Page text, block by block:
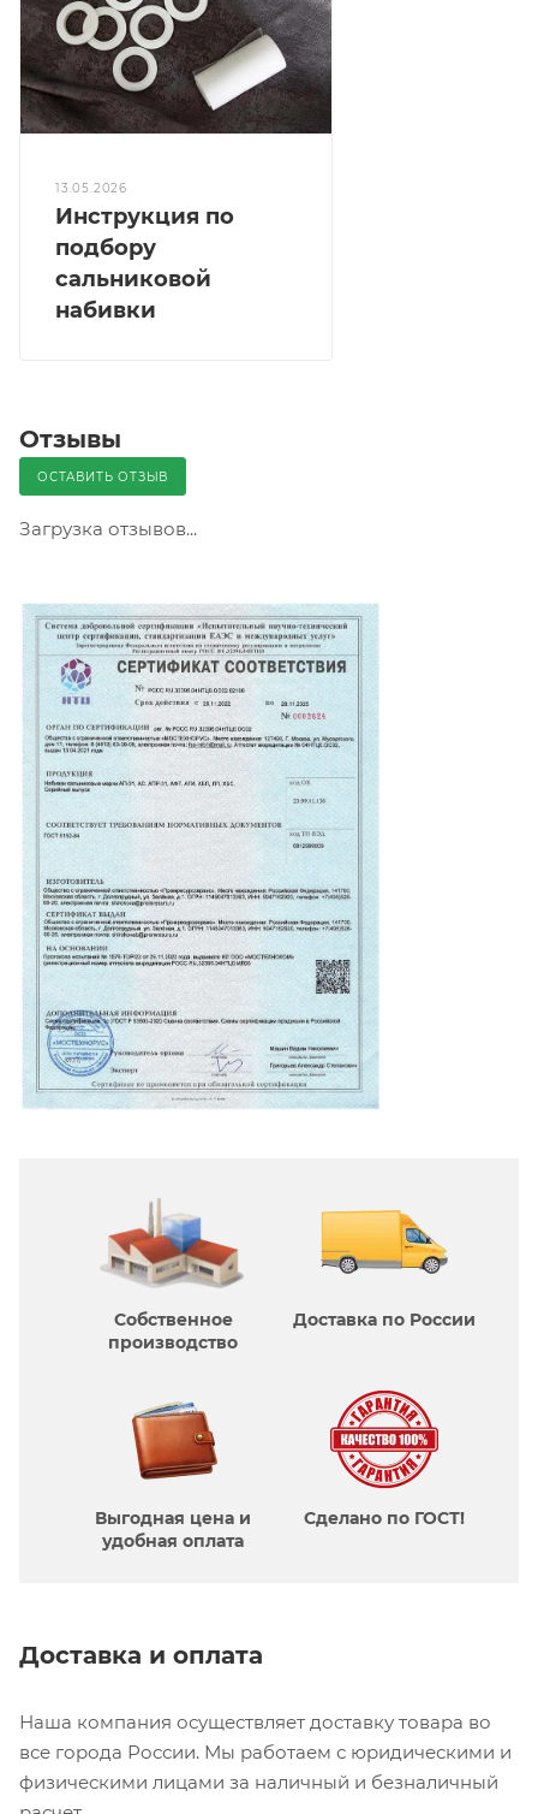
13.05.2026
Инструкция по
подбору
сальниковой
набивки
Отзывы
ОСТАВИТЬ ОТЗЫВ
Загрузка отзывов...
Собственное
производcтво
Доставка по России
Выгодная цена и
удобная оплата
Сделано по ГОСТ!
Доставка и оплата
Наша компания осуществляет доставку товара во
все города России. Мы работаем с юридическими и
физическими лицами за наличный и безналичный